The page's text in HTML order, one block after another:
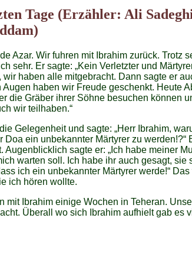
Tage (Erzähler: Ali
Azar. Wir fuhren mit Ibrahim zurück. Trotz
sehr. Er sagte: „Kein Verletzter und
wir haben alle mitgebracht. Dann sagte er
Augen haben wir Freude geschenkt. Heute
die Gräber ihrer Söhne besuchen können
wir teilhaben.“
Gelegenheit und sagte: „Herr Ibrahim,
Doa ein unbekannter Märtyrer zu werden!?“
Augenblicklich sagte er: „Ich habe meiner
warten soll. Ich habe ihr auch gesagt, sie
ich ein unbekannter Märtyrer werde!“
ich hören wollte.
mit Ibrahim einige Wochen in Teheran.
Überall wo sich Ibrahim aufhielt gab es